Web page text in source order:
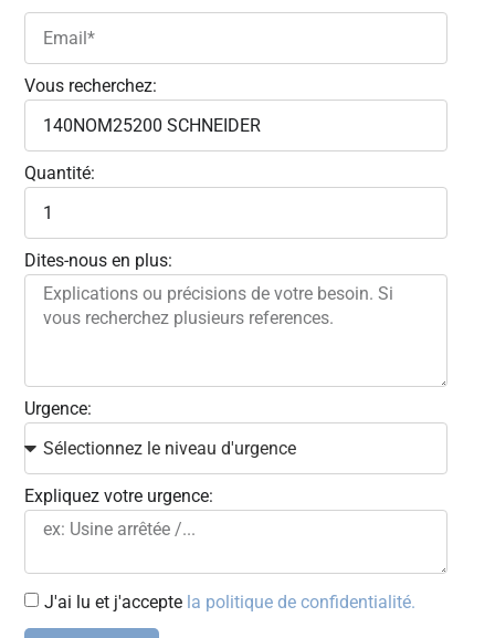
Vous recherchez:
Quantité:
Dites-nous en plus:
Urgence:
Expliquez votre urgence:
J'ai lu et j'accepte la politique de confidentialité.